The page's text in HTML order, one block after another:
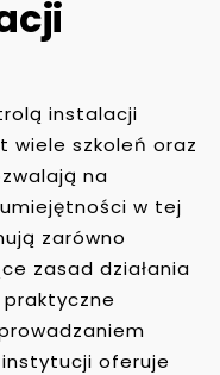
instalacji
wiele szkoleń oraz
na
w tej
zarówno
zasad działania
oferuje